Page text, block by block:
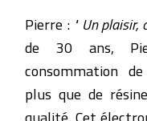
Pierre : " Un plaisir,
de 30 ans,
consommation
plus que de